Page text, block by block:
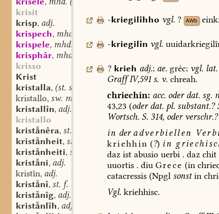
,
krisit
krisp, adj.
krispech, mhd. st. n.
krispele, mhd. (st. sw.?) f.
krisphâr, mhd. st. n.
krisso
Krist
kristalla, (st. sw.?) f.
kristallo, sw. m.
kristallîn, adj.
kristallo
kristnêra, st. f.
kristnheit, st. f.
kristnheiti, st. n.
kristni, adj.
kristîn, adj.
kristnî, st. f.
kristnîg, adj.
kristnlîh, adj.
-kriegilîhho vgl. ? AWb
-kriegilîn vgl.
? krieh adj.; ae. gréc; vgl. lat.
GraffIV,591 s.v.chreah.
chriechin: acc.oderdat.sg.
43,23 (oder dat.pl.substant.?
Wortsch.S.314,oder verschr.?
in der adverbiellen
kriehhin (?) in
dazistabusio uerbi. daz chit
uuortis. diu Grece (in
catacressis(Npgl sonstin
Vgl.kriehhisc.